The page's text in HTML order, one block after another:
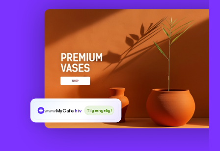
wwwMyCafe.hiv Tilgængelig!